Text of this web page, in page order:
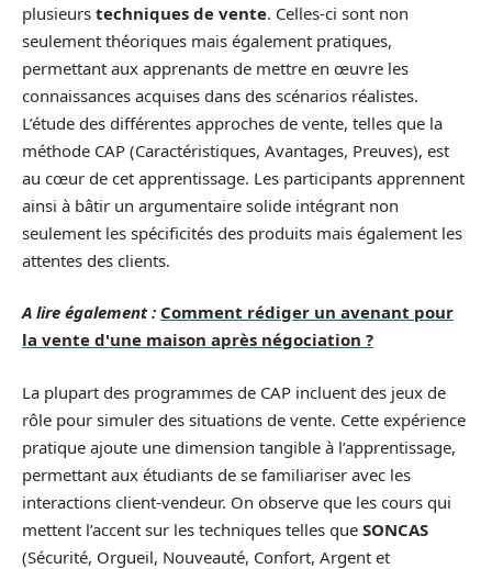
plusieurs techniques de vente. Celles-ci sont non
seulement théoriques mais également pratiques,
permettant aux apprenants de mettre en œuvre les
connaissances acquises dans des scénarios réalistes.
L’étude des différentes approches de vente, telles que la
méthode CAP (Caractéristiques, Avantages, Preuves), est
au cœur de cet apprentissage. Les participants apprennent
ainsi à bâtir un argumentaire solide intégrant non
seulement les spécificités des produits mais également les
attentes des clients.
A lire également : Comment rédiger un avenant pour
la vente d'une maison après négociation ?
La plupart des programmes de CAP incluent des jeux de
rôle pour simuler des situations de vente. Cette expérience
pratique ajoute une dimension tangible à l’apprentissage,
permettant aux étudiants de se familiariser avec les
interactions client-vendeur. On observe que les cours qui
mettent l’accent sur les techniques telles que SONCAS
(Sécurité, Orgueil, Nouveauté, Confort, Argent et